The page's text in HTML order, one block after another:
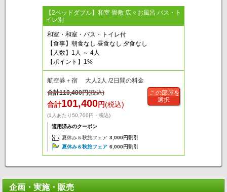
【2ベッドダブル】和室 畳敷 広々お風呂 バス・ト
イレ別
和室・和室・バス・トイレ付
【食事】朝食なし 昼食なし 夕食なし
【人数】1人 ～ 4人
【ポイント】1%
航空券＋宿 大人2人 /2日間の料金
合計110,400円(税込)
合計101,400円(税込)
(1人あたり50,700円・税込)
適用済みのクーポン
夏休み＆秋旅フェア 3,000円割引
夏休み＆秋旅フェア 6,000円割引
この部屋を
選択
企画・実施・販売